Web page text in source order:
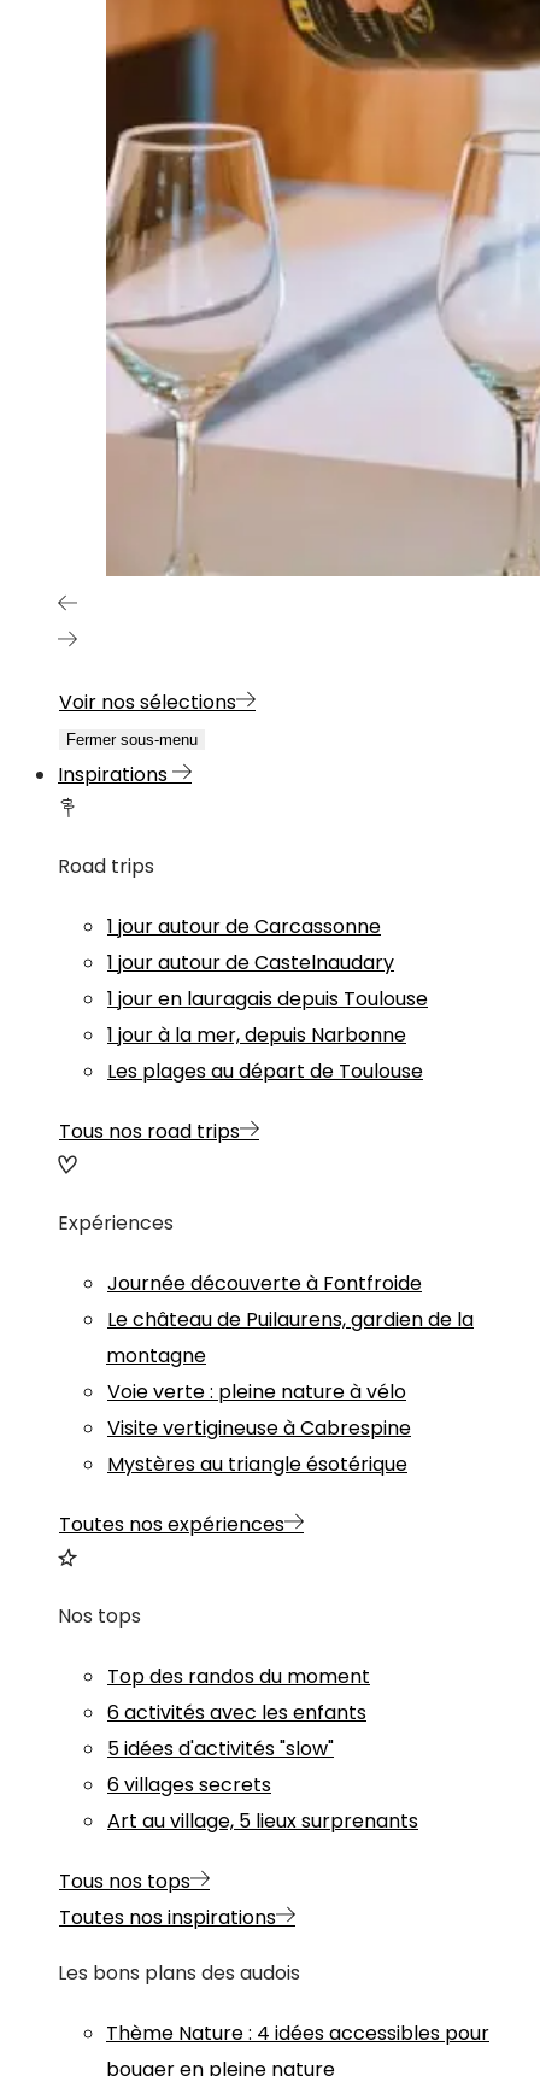
Voir nos sélections
Fermer sous-menu
Inspirations
Road trips
1 jour autour de Carcassonne
1 jour autour de Castelnaudary
1 jour en lauragais depuis Toulouse
1 jour à la mer, depuis Narbonne
Les plages au départ de Toulouse
Tous nos road trips
Expériences
Journée découverte à Fontfroide
Le château de Puilaurens, gardien de la
montagne
Voie verte : pleine nature à vélo
Visite vertigineuse à Cabrespine
Mystères au triangle ésotérique
Toutes nos expériences
Nos tops
Top des randos du moment
6 activités avec les enfants
5 idées d'activités "slow"
6 villages secrets
Art au village, 5 lieux surprenants
Tous nos tops
Toutes nos inspirations
Les bons plans des audois
Thème Nature: 4 idées accessibles pour
bouger en pleine nature